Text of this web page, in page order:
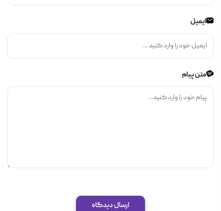
ایمیل
متن پیام
ارسال دیدگاه